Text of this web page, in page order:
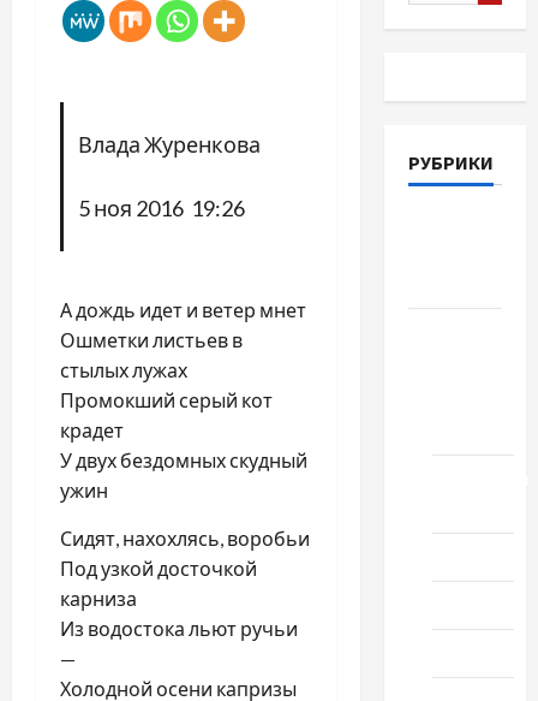
Влада Журенкова
5 ноя 2016 19:26
А дождь идет и ветер мнет
Ошметки листьев в
стылых лужах
Промокший серый кот
крадет
У двух бездомных скудный
ужин
Сидят, нахохлясь, воробьи
Под узкой досточкой
карниза
Из водостока льют ручьи
—
Холодной осени капризы
РУБРИКИ